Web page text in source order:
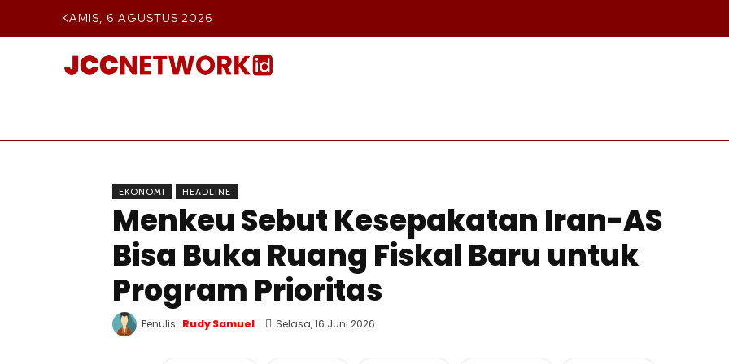
KAMIS, 6 AGUSTUS 2026
EKONOMI HEADLINE
Menkeu Sebut Kesepakatan Iran-AS
Bisa Buka Ruang Fiskal Baru untuk
Program Prioritas
Penulis: Rudy Samuel Selasa, 16 Juni 2026